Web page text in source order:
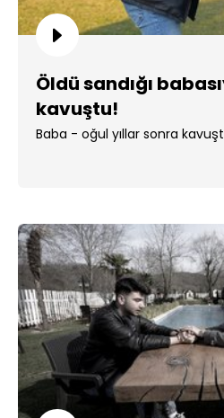
Öldü sandığı
kavuştu!
Baba - oğul yıllar sonra